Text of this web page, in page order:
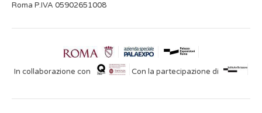
Roma P.IVA 05902651008
In collaborazione con Con la partecipazione di